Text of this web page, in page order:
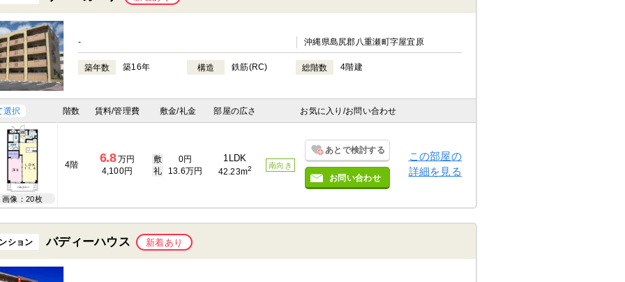
- 沖縄県島尻郡八重瀬町字屋宜原
築年数 築16年 構造 鉄筋(RC) 総階数 4階建
選択 階数 賃料/管理費 敷金/礼金 部屋の広さ お気に入り /お問い合わせ
画像：20枚
4階 6.8万円
4,100円
敷
0円
礼
13.6万円
1LDK
42.23m2 南向き
あとで検討する
お問い合わせ
この部屋の
詳細を見る
ション バディーハウス 新着あり